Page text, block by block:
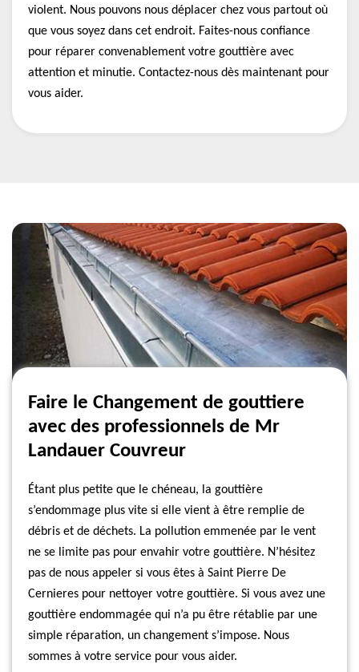
violent. Nous pouvons nous déplacer chez vous partout où
que vous soyez dans cet endroit. Faites-nous confiance
pour réparer convenablement votre gouttière avec
attention et minutie. Contactez-nous dès maintenant pour
vous aider.
Faire le Changement de gouttiere
avec des professionnels de Mr
Landauer Couvreur
Étant plus petite que le chéneau, la gouttière
s’endommage plus vite si elle vient à être remplie de
débris et de déchets. La pollution emmenée par le vent
ne se limite pas pour envahir votre gouttière. N’hésitez
pas de nous appeler si vous êtes à Saint Pierre De
Cernieres pour nettoyer votre gouttière. Si vous avez une
gouttière endommagée qui n’a pu être rétablie par une
simple réparation, un changement s’impose. Nous
sommes à votre service pour vous aider.